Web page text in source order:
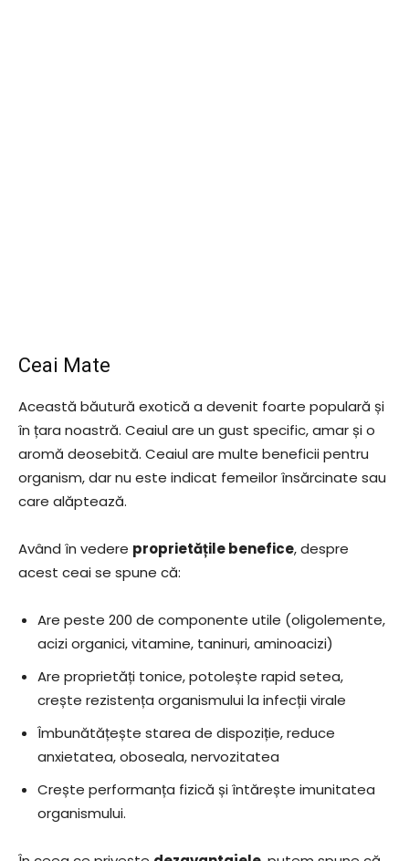
Ceai Mate
Această băutură exotică a devenit foarte populară și
în țara noastră. Ceaiul are un gust specific, amar și o
aromă deosebită. Ceaiul are multe beneficii pentru
organism, dar nu este indicat femeilor însărcinate sau
care alăptează.
Având în vedere proprietățile benefice, despre
acest ceai se spune că:
Are peste 200 de componente utile (oligolemente,
acizi organici, vitamine, taninuri, aminoacizi)
Are proprietăți tonice, potolește rapid setea,
crește rezistența organismului la infecții virale
Îmbunătățește starea de dispoziție, reduce
anxietatea, oboseala, nervozitatea
Crește performanța fizică și întărește imunitatea
organismului.